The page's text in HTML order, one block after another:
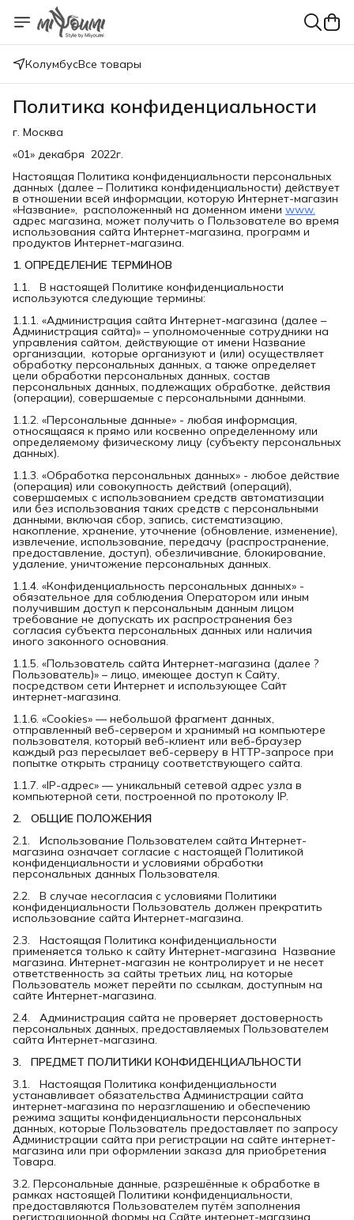
КолумбусВсе товары
Политика конфиденциальности
г. Москва
«01» декабря 2022г.
Настоящая Политика конфиденциальности персональных
данных (далее – Политика конфиденциальности) действует
в отношении всей информации, которую Интернет-магазин
«Название», расположенный на доменном имени www.
адрес магазина, может получить о Пользователе во время
использования сайта Интернет-магазина, программ и
продуктов Интернет-магазина.
1. ОПРЕДЕЛЕНИЕ ТЕРМИНОВ
1.1. В настоящей Политике конфиденциальности
используются следующие термины:
1.1.1. «Администрация сайта Интернет-магазина (далее –
Администрация сайта)» – уполномоченные сотрудники на
управления сайтом, действующие от имени Название
организации, которые организуют и (или) осуществляет
обработку персональных данных, а также определяет
цели обработки персональных данных, состав
персональных данных, подлежащих обработке, действия
(операции), совершаемые с персональными данными.
1.1.2. «Персональные данные» - любая информация,
относящаяся к прямо или косвенно определенному или
определяемому физическому лицу (субъекту персональных
данных).
1.1.3. «Обработка персональных данных» - любое действие
(операция) или совокупность действий (операций),
совершаемых с использованием средств автоматизации
или без использования таких средств с персональными
данными, включая сбор, запись, систематизацию,
накопление, хранение, уточнение (обновление, изменение),
извлечение, использование, передачу (распространение,
предоставление, доступ), обезличивание, блокирование,
удаление, уничтожение персональных данных.
1.1.4. «Конфиденциальность персональных данных» -
обязательное для соблюдения Оператором или иным
получившим доступ к персональным данным лицом
требование не допускать их распространения без
согласия субъекта персональных данных или наличия
иного законного основания.
1.1.5. «Пользователь сайта Интернет-магазина (далее ?
Пользователь)» – лицо, имеющее доступ к Сайту,
посредством сети Интернет и использующее Сайт
интернет-магазина.
1.1.6. «Cookies» — небольшой фрагмент данных,
отправленный веб-сервером и хранимый на компьютере
пользователя, который веб-клиент или веб-браузер
каждый раз пересылает веб-серверу в HTTP-запросе при
попытке открыть страницу соответствующего сайта.
1.1.7. «IP-адрес» — уникальный сетевой адрес узла в
компьютерной сети, построенной по протоколу IP.
2.   ОБЩИЕ ПОЛОЖЕНИЯ
2.1. Использование Пользователем сайта Интернет-
магазина означает согласие с настоящей Политикой
конфиденциальности и условиями обработки
персональных данных Пользователя.
2.2. В случае несогласия с условиями Политики
конфиденциальности Пользователь должен прекратить
использование сайта Интернет-магазина.
2.3. Настоящая Политика конфиденциальности
применяется только к сайту Интернет-магазина Название
магазина. Интернет-магазин не контролирует и не несет
ответственность за сайты третьих лиц, на которые
Пользователь может перейти по ссылкам, доступным на
сайте Интернет-магазина.
2.4. Администрация сайта не проверяет достоверность
персональных данных, предоставляемых Пользователем
сайта Интернет-магазина.
3.   ПРЕДМЕТ ПОЛИТИКИ КОНФИДЕНЦИАЛЬНОСТИ
3.1. Настоящая Политика конфиденциальности
устанавливает обязательства Администрации сайта
интернет-магазина по неразглашению и обеспечению
режима защиты конфиденциальности персональных
данных, которые Пользователь предоставляет по запросу
Администрации сайта при регистрации на сайте интернет-
магазина или при оформлении заказа для приобретения
Товара.
3.2. Персональные данные, разрешённые к обработке в
рамках настоящей Политики конфиденциальности,
предоставляются Пользователем путём заполнения
регистрационной формы на Сайте интернет-магазина